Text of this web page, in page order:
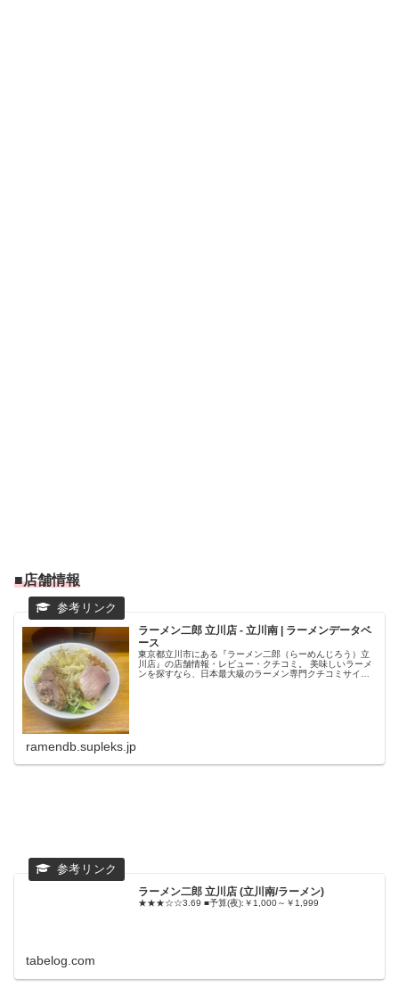
■店舗情報
ラーメン二郎 立川店 - 立川南 | ラーメンデータベ
ース
東京都立川市にある『ラーメン二郎（らーめんじろう）立
川店』の店舗情報・レビュー・クチコミ。 美味しいラーメ
ンを探すなら、日本最大級のラーメン専門クチコミサイト
ramendb.supleks.jp
ラーメン二郎 立川店 (立川南/ラーメン)
★★★☆☆3.69 ■予算(夜):￥1,000～￥1,999
tabelog.com